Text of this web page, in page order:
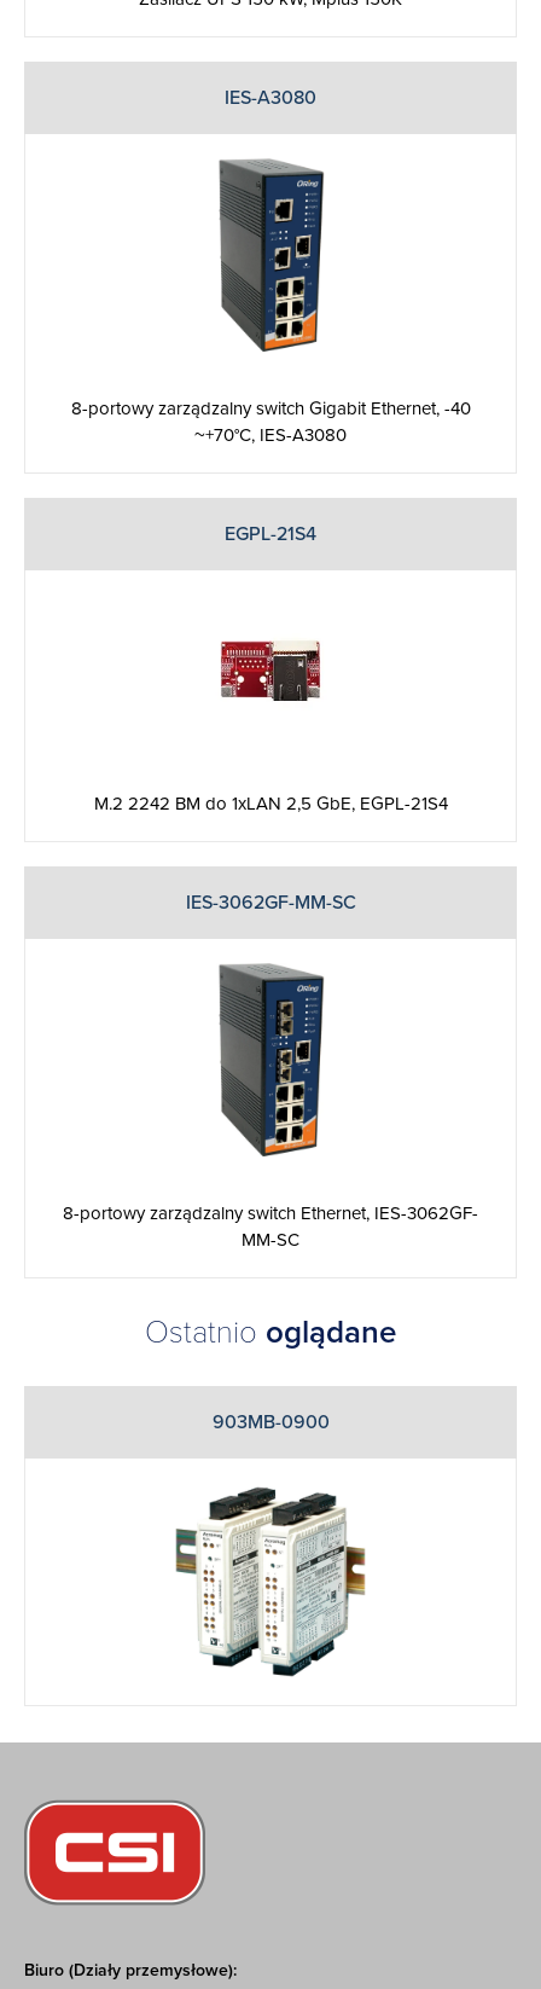
IES-A3080
8-portowy zarządzalny switch Gigabit Ethernet, -40
~+70°C, IES-A3080
EGPL-21S4
M.2 2242 BM do 1xLAN 2,5 GbE, EGPL-21S4
IES-3062GF-MM-SC
8-portowy zarządzalny switch Ethernet, IES-3062GF-
MM-SC
Ostatnio oglądane
903MB-0900
Biuro (Działy przemysłowe):